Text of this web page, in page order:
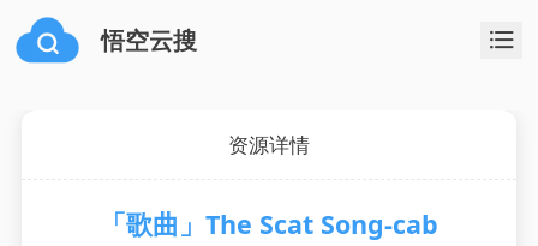
悟空云搜
资源详情
「歌曲」The Scat Song-cab